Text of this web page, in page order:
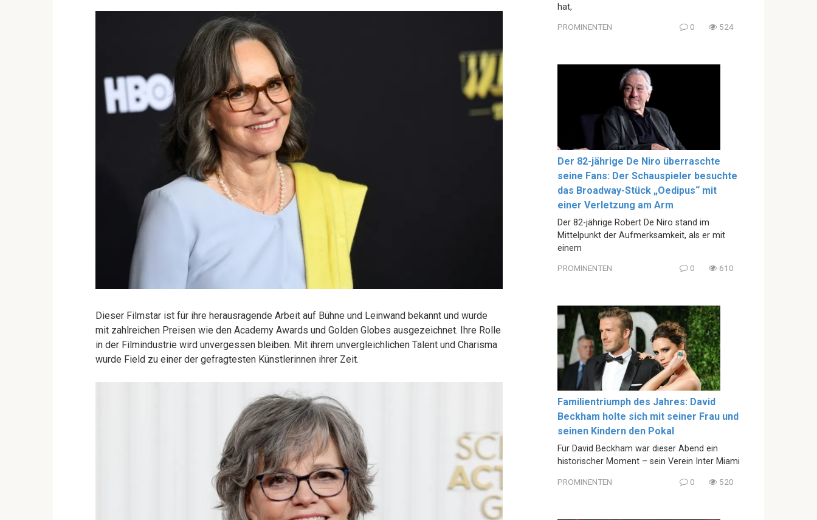
Dieser Filmstar ist für ihre herausragende Arbeit auf Bühne und Leinwand bekannt und wurde
mit zahlreichen Preisen wie den Academy Awards und Golden Globes ausgezeichnet. Ihre Rolle
in der Filmindustrie wird unvergessen bleiben. Mit ihrem unvergleichlichen Talent und Charisma
wurde Field zu einer der gefragtesten Künstlerinnen ihrer Zeit.
hat,
PROMINENTEN 0 524
Der 82-jährige De Niro überraschte
seine Fans: Der Schauspieler besuchte
das Broadway-Stück „Oedipus“ mit
einer Verletzung am Arm
Der 82-jährige Robert De Niro stand im
Mittelpunkt der Aufmerksamkeit, als er mit
einem
PROMINENTEN 0 610
Familientriumph des Jahres: David
Beckham holte sich mit seiner Frau und
seinen Kindern den Pokal
Für David Beckham war dieser Abend ein
historischer Moment – sein Verein Inter Miami
PROMINENTEN 0 520